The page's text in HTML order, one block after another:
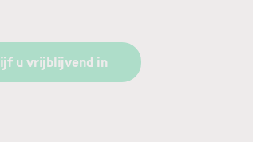
u vrijblijvend in